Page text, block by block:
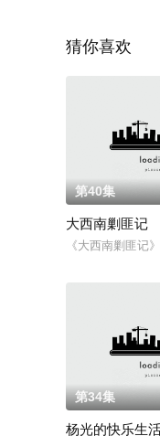
猜你喜欢
第40集
大西南剿匪记
《大西南剿匪记
第34集
杨光的快乐生